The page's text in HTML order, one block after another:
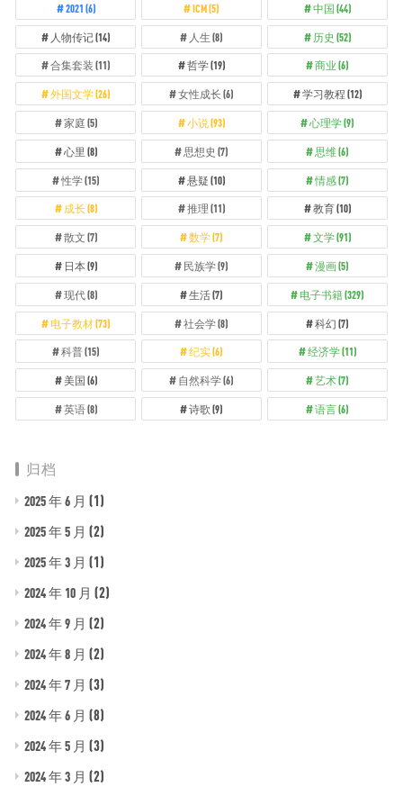
2021 (6) ICM(5) 中国 (44)
人物传记 (14) 人生 (8) 历史 (52)
合集套装 (11) 哲学(19) 商业 (6)
外国文学(26) 女性成长 (6) 学习教程 (12)
家庭 (5) 小说(93) 心理学(9)
心里 (8) 思想史 (7) 思维(6)
性学(15) 悬疑 (10) 情感(7)
成长 (8) 推理 (11) 教育(10)
散文 (7) 数学(7) 文学(91)
日本(9) 民族学(9) 漫画(5)
现代 (8) 生活(7) 电子书籍(329)
电子教材(73) 社会学(8) 科幻 (7)
科普(15) 纪实(6) 经济学(11)
美国 (6) 自然科学(6) 艺术(7)
英语(8) 诗歌 (9) 语言(6)
归档
2025 年 6 月 (1)
2025 年 5 月 (2)
2025 年 3 月 (1)
2024 年 10 月 (2)
2024 年 9 月 (2)
2024 年 8 月 (2)
2024 年 7 月 (3)
2024 年 6 月 (8)
2024 年 5 月 (3)
2024 年 3 月 (2)